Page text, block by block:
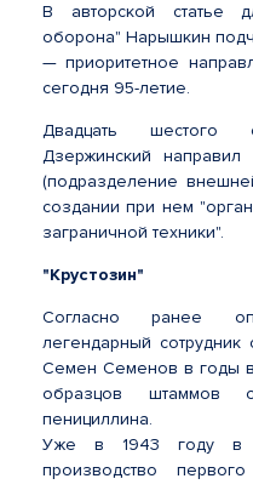
В авторской статье
оборона" Нарышкин
— приоритетное
сегодня 95-летие.
Двадцать шестого
Дзержинский
(подразделение
создании при нем
заграничной техники".
"Крустозин"
Согласно ранее
легендарный
Семен Семенов в годы
образцов штаммов
пенициллина.
Уже в 1943 году в
производство